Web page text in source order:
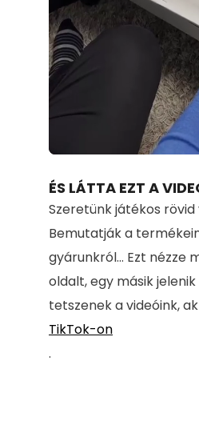
Loaded:
71.00%
ÉS LÁTTA EZT A
Szeretünk játékos
Bemutatják a
gyárunkról... Ezt nézze
oldalt, egy másik
tetszenek a videóink,
TikTok-on
.